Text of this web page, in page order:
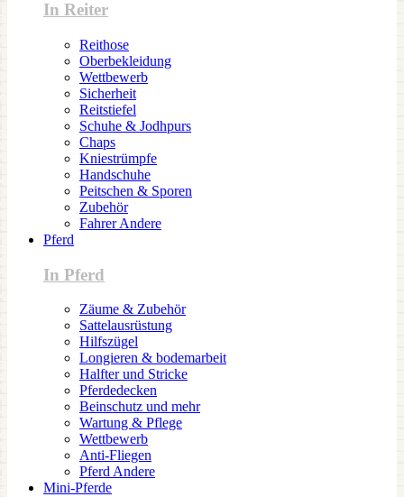
In Reiter
Reithose
Oberbekleidung
Wettbewerb
Sicherheit
Reitstiefel
Schuhe & Jodhpurs
Chaps
Kniestrümpfe
Handschuhe
Peitschen & Sporen
Zubehör
Fahrer Andere
Pferd
In Pferd
Zäume & Zubehör
Sattelausrüstung
Hilfszügel
Longieren & bodemarbeit
Halfter und Stricke
Pferdedecken
Beinschutz und mehr
Wartung & Pflege
Wettbewerb
Anti-Fliegen
Pferd Andere
Mini-Pferde